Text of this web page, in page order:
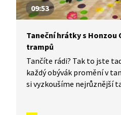
09:53
Taneční hrátky s Honzou
trampů
Tančíte rádi? Tak to jste
každý obývák promění v
si vyzkoušíme nejrůznější